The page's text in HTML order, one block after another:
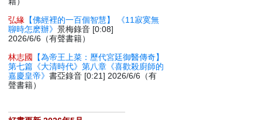
弘緣 【佛經裡的一百個智慧】 《11寂寞無
聊時怎麽辦》景梅錄音 [0:08]
2026/6/6（有聲書籍）
林志國
【為帝王上菜：歷代宮廷御醫傳奇】
第七篇《大清時代》第八章《喜歡殺廚師的
嘉慶皇帝》書亞錄音 [0:21] 2026/6/6（有
聲書籍）